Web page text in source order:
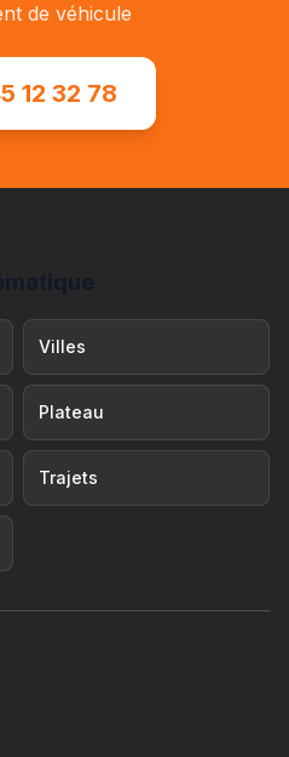
de véhicule
12 32 78
Villes
Plateau
Trajets